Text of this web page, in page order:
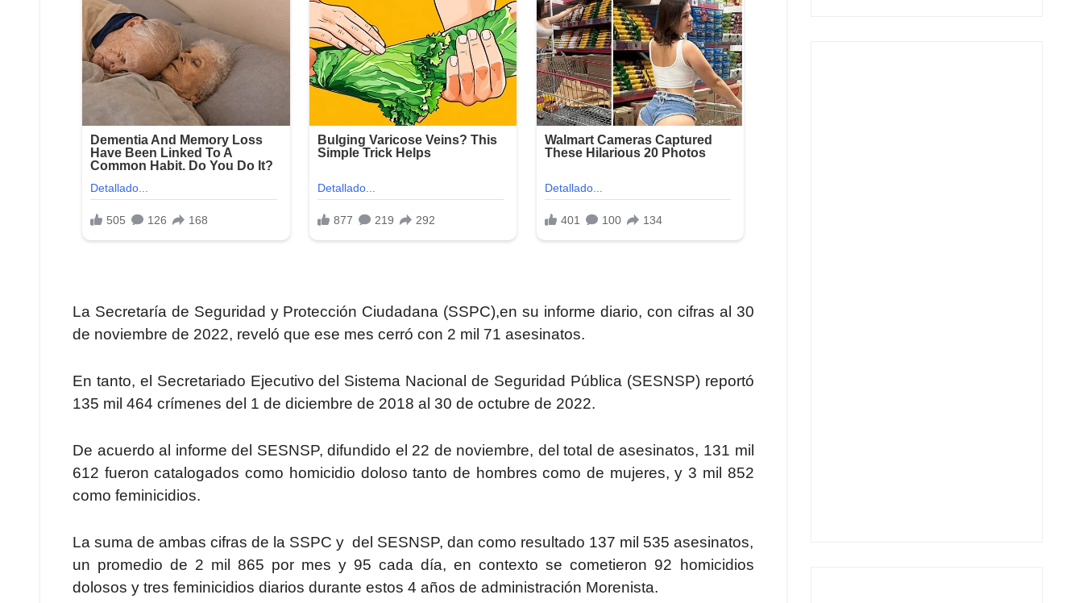
La Secretaría de Seguridad y Protección Ciudadana (SSPC),en su informe diario, con cifras al 30
de noviembre de 2022, reveló que ese mes cerró con 2 mil 71 asesinatos.
En tanto, el Secretariado Ejecutivo del Sistema Nacional de Seguridad Pública (SESNSP) reportó
135 mil 464 crímenes del 1 de diciembre de 2018 al 30 de octubre de 2022.
De acuerdo al informe del SESNSP, difundido el 22 de noviembre, del total de asesinatos, 131 mil
612 fueron catalogados como homicidio doloso tanto de hombres como de mujeres, y 3 mil 852
como feminicidios.
La suma de ambas cifras de la SSPC y del SESNSP, dan como resultado 137 mil 535 asesinatos,
un promedio de 2 mil 865 por mes y 95 cada día, en contexto se cometieron 92 homicidios
dolosos y tres feminicidios diarios durante estos 4 años de administración Morenista.